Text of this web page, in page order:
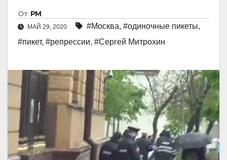
От РМ
МАЙ 29, 2020 #Москва, #одиночные пикеты,
#пикет, #репрессии, #Сергей Митрохин